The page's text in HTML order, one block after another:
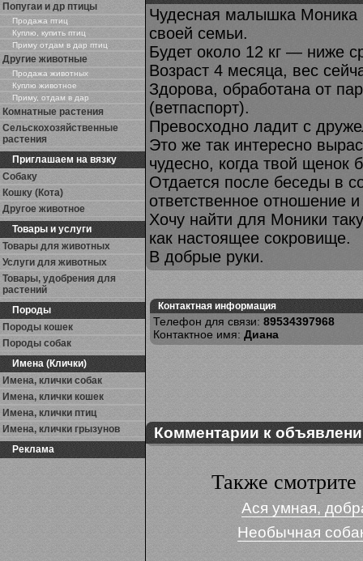
Чудесная малышка Моника
своей семьи.
Будет около 12 кг — ниже
Возраст 4 месяца, вес
Здорова, обработана от
(ветпаспорт).
Превосходно ладит с
Это же так интересно
чудесно, когда твой щенок
Отдается после беседы в
ответственное отношение
Хочу найти для Моники
как настоящее сокровище.
В добрые руки.
Контактная информация
Телефон для связи: 89534397968
Контактное имя: Диана
Комментарии к
Также смотрите
Ася умная,
Необычная
Попугаи и др птицы
Продажа птиц
Куплю, купить птиц
Приму отдам в дар птиц
Другие животные
Продажа животных
Куплю животное
Приму, отдам в дар
Комнатные растения
Сельскохозяйственные
растения
Приглашаем на вязку
Собаку
Кошку (Кота)
Другое животное
Товары и услуги
Товары для животных
Услуги для животных
Товары, удобрения для
растений
Породы
Породы кошек
Породы собак
Имена (Клички)
Имена, клички собак
Имена, клички кошек
Имена, клички птиц
Имена, клички грызунов
Реклама